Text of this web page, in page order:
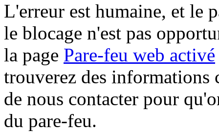
L'erreur est humaine, et le
le blocage n'est pas
la page Pare-feu web activé
trouverez des informations
de nous contacter pour
du pare-feu.